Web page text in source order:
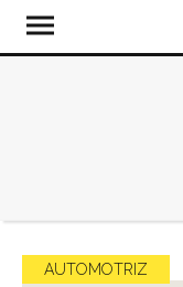
AUTOMOTRIZ